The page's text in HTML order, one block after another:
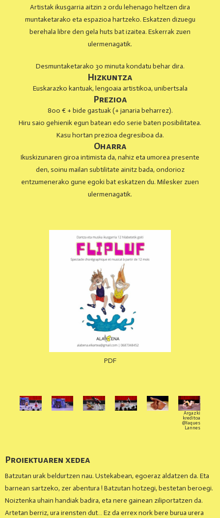
Artistak ikusgarria aitzin 2 ordu lehenago heltzen dira
muntaketarako eta espazioa hartzeko. Eskatzen dizuegu
berehala libre den gela huts bat izaitea. Eskerrak zuen
ulermenagatik.
Desmuntaketarako 30 minuta kondatu behar dira.
Hizkuntza
Euskarazko kantuak, lengoaia artistikoa, unibertsala
Prezioa
800 € + bide gastuak (+ janaria beharrez).
Hiru saio gehienik egun batean edo serie baten posibilitatea.
Kasu hortan prezioa degresiboa da.
Oharra
Ikuskizunaren giroa intimista da, nahiz eta umorea presente
den, soinu mailan subtilitate ainitz bada, ondorioz
entzumenerako gune egoki bat eskatzen du. Milesker zuen
ulermenagatik.
PDF
Argazki
kreditoa
@Jaques
Lannes
Proiektuaren xedea
Batzutan urak beldurtzen nau. Ustekabean, egoeraz aldatzen da. Eta
barnean sartzeko, zer abentura ! Batzutan hotzegi, bestetan beroegi.
Noiztenka uhain handiak badira, eta nere gainean ziliportatzen da.
Artetan berriz, ura irensten dut… Ez da errex nork bere burua urera